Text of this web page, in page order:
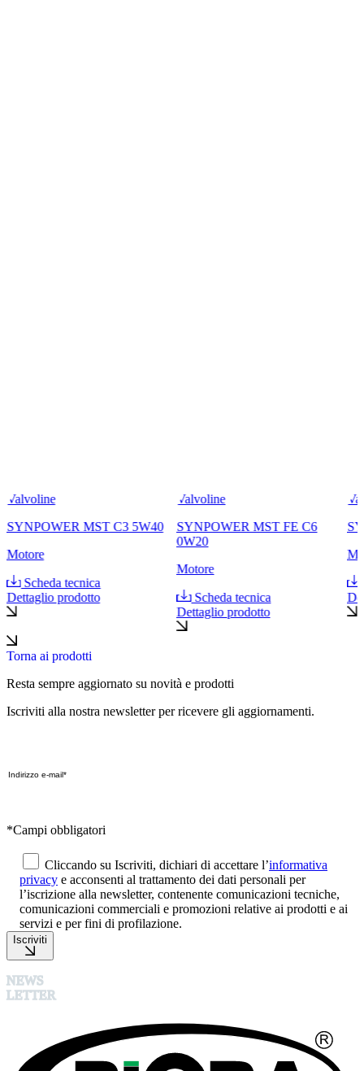
XL-III C3
Scheda tecnica
prodotto
Valvoline
SYNPOWER DX1 5W30
Dettaglio prodotto
Torna ai prodotti
Resta sempre aggiornato su novità e prodotti
Iscriviti alla nostra newsletter per ricevere gli aggiornamenti.
*Campi obbligatori
Cliccando su Iscriviti, dichiari di accettare l’informativa
privacy e acconsenti al trattamento dei dati personali per
l’iscrizione alla newsletter, contenente comunicazioni tecniche,
comunicazioni commerciali e promozioni relative ai prodotti e ai
servizi e per fini di profilazione.
Iscriviti
NEWS
LETTER